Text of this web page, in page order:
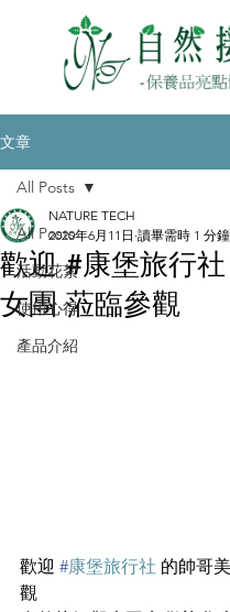
文章
All Posts
活動花絮
使用心得
產品介紹
All Posts
歡迎 #康堡旅行
女團 蒞臨參觀
NATURE TECH
2020年6月11日 讀畢需時 1 分鐘
歡迎 #康堡旅行社 的帥哥
觀